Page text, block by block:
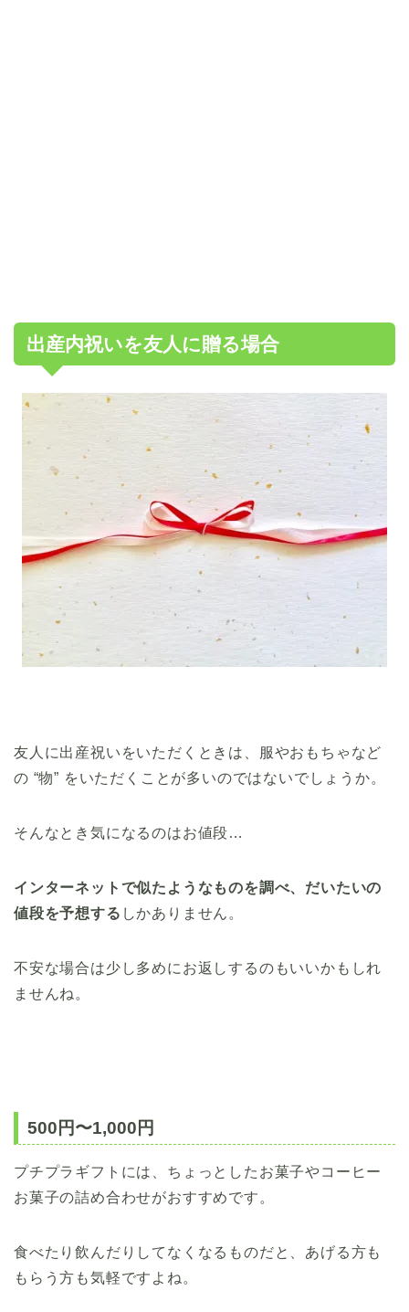
出産内祝いを友人に贈る場合
友人に出産祝いをいただくときは、服やおもちゃなど
の “物” をいただくことが多いのではないでしょうか。
そんなとき気になるのはお値段…
インターネットで似たようなものを調べ、だいたいの
値段を予想する しかありません。
不安な場合は少し多めにお返しするのもいいかもしれ
ませんね。
500円〜1,000円
プチプラギフトには、ちょっとしたお菓子やコーヒー
お菓子の詰め合わせがおすすめです。
食べたり飲んだりしてなくなるものだと、あげる方も
もらう方も気軽ですよね。